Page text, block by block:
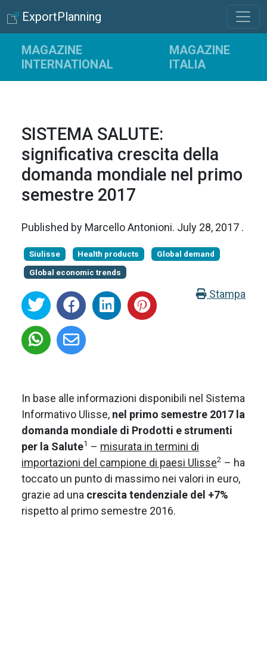
ExportPlanning
MAGAZINE
INTERNATIONAL
MAGAZINE
ITALIA
SISTEMA SALUTE:
significativa crescita della
domanda mondiale nel primo
semestre 2017
Published by Marcello Antonioni. July 28, 2017 .
Siulisse Health products
Global demand
Global economic trends
Stampa
In base alle informazioni disponibili nel Sistema
Informativo Ulisse, nel primo semestre 2017 la
domanda mondiale di Prodotti e strumenti
per la Salute1 – misurata in termini di
importazioni del campione di paesi Ulisse2 – ha
toccato un punto di massimo nei valori in euro,
grazie ad una crescita tendenziale del +7%
rispetto al primo semestre 2016.